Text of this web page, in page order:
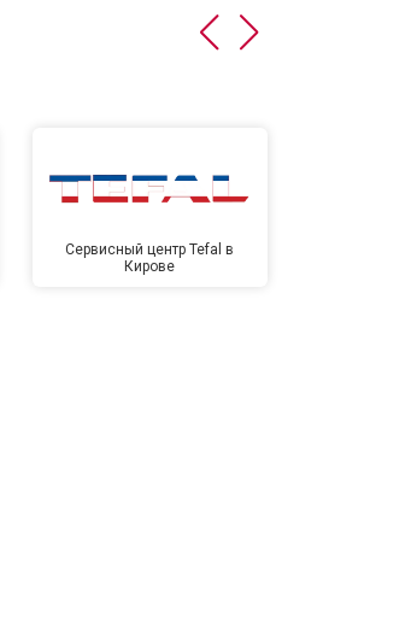
Сервисный центр Tefal в
Кирове